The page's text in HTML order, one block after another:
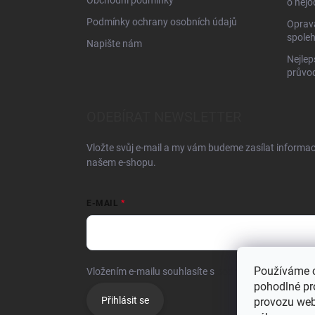
Používáme
pohodlné
provozu
Podmínky ochrany osobních údajů
Napište nám
o
Vložte svůj e-mail a my vám budeme zasílat
našem e-shopu.
E-MAIL
Vložením e-mailu souhlasíte s podmínkami ochrany
Přihlásit se